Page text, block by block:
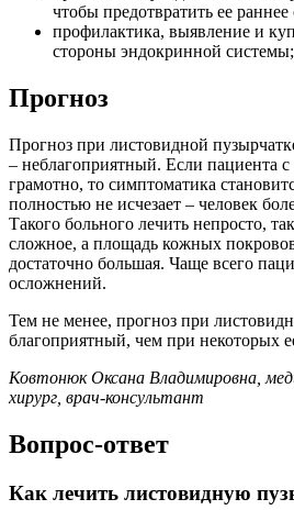
чтобы предотвратить ее раннее
профилактика, выявление и
стороны эндокринной системы;
Прогноз
Прогноз при листовидной
– неблагоприятный. Если пациента
грамотно, то симптоматика
полностью не исчезает – человек
Такого больного лечить непросто,
сложное, а площадь кожных
достаточно большая. Чаще всего
осложнений.
Тем не менее, прогноз при
благоприятный, чем при некоторых
Ковтонюк Оксана Владимировна,
хирург, врач-консультант
Вопрос-ответ
Как лечить листовидную